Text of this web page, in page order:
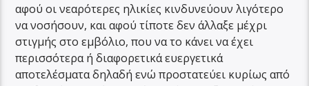
αφού οι νεαρότερες ηλικίες κινδυνεύουν λιγότερο
να νοσήσουν, και αφού τίποτε δεν άλλαξε μέχρι
στιγμής στο εμβόλιο, που να το κάνει να έχει
περισσότερα ή διαφορετικά ευεργετικά
αποτελέσματα δηλαδή ενώ προστατεύει κυρίως από